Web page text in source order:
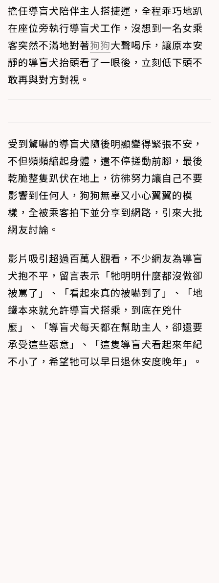
擔任導盲犬陪伴主人搭捷運，全程乖巧地趴
在座位旁執行導盲犬工作，沒想到一名女乘
客突然不滿地對著狗狗大聲喝斥，讓原本安
靜的導盲犬抬頭看了一眼後，立刻低下頭不
敢再與對方對視。
受到驚嚇的導盲犬隨後明顯變得緊張不安，
不但頻頻縮起身體，還不停搓動前腳，最後
乾脆整隻趴伏在地上，彷彿努力讓自己不要
影響到任何人，狗狗無辜又小心翼翼的模
樣，全被乘客拍下並分享到網路，引來大批
網友討論。
影片吸引超過百萬人觀看，不少網友為導盲
犬抱不平，留言表示「牠明明什麼都沒做卻
被罵了」、「看起來真的被嚇到了」、「地
鐵本來就允許導盲犬搭乘，到底在兇什
麼」、「導盲犬每天都在幫助主人，卻還要
承受這些惡意」、「這隻導盲犬看起來年紀
不小了，希望牠可以早日退休安度晚年」。